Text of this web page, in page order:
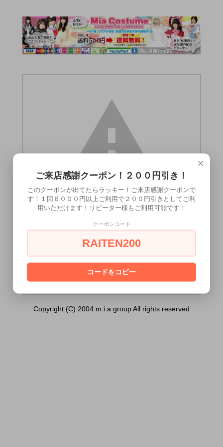
ーウェーブ）は18歳未満の方には販売でき
[ はい ] [ いいえ ]
Copyright (C) 2004 m.i.a group All rights reserved
×
ご来店感謝クーポン！２００円引き！
このクーポンが出てたらラッキー！ご来店感謝クーポンで
す！１回６０００円以上ご利用で２００円引きとしてご利
用いただけます！リピーター様もご利用可能です！
クーポンコード
RAITEN200
コードをコピー